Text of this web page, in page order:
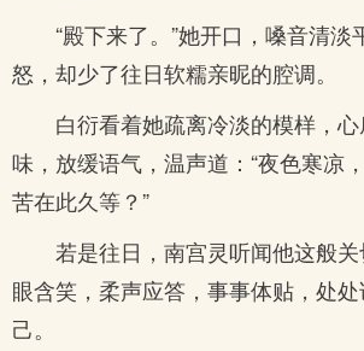
“殿下来了。”她开口，嗓音清淡
怒，却少了往日软糯亲昵的腔调。
白衍看着她疏离冷淡的模样，
味，放缓语气，温声道：“夜色寒凉
苦在此久等？”
若是往日，南宫灵听闻他这般
眼含笑，柔声应答，事事体贴，处
己。